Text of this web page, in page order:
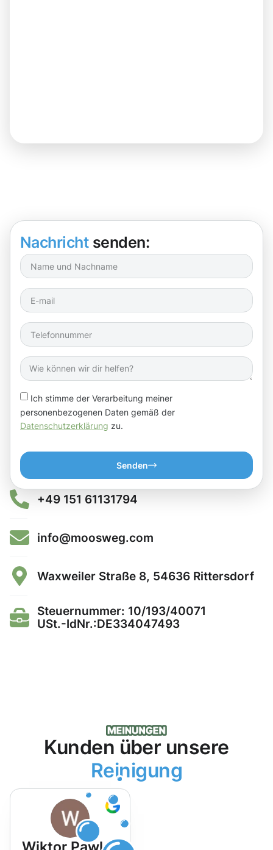
Nachricht senden:
Ich stimme der Verarbeitung meiner
personenbezogenen Daten gemäß der
Datenschutzerklärung zu.
Senden
+49 151 61131794
info@moosweg.com
Waxweiler Straße 8, 54636 Rittersdorf
Steuernummer: 10/193/40071
USt.-IdNr.:DE334047493
Kunden über unsere
Reinigung